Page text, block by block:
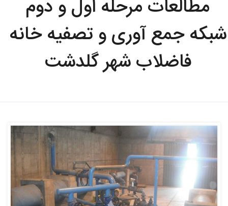
مطالعات مرحله اول و دوم
شبکه جمع آوری و تصفیه خانه
فاضلاب شهر گلدشت